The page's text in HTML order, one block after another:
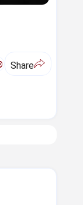
Share